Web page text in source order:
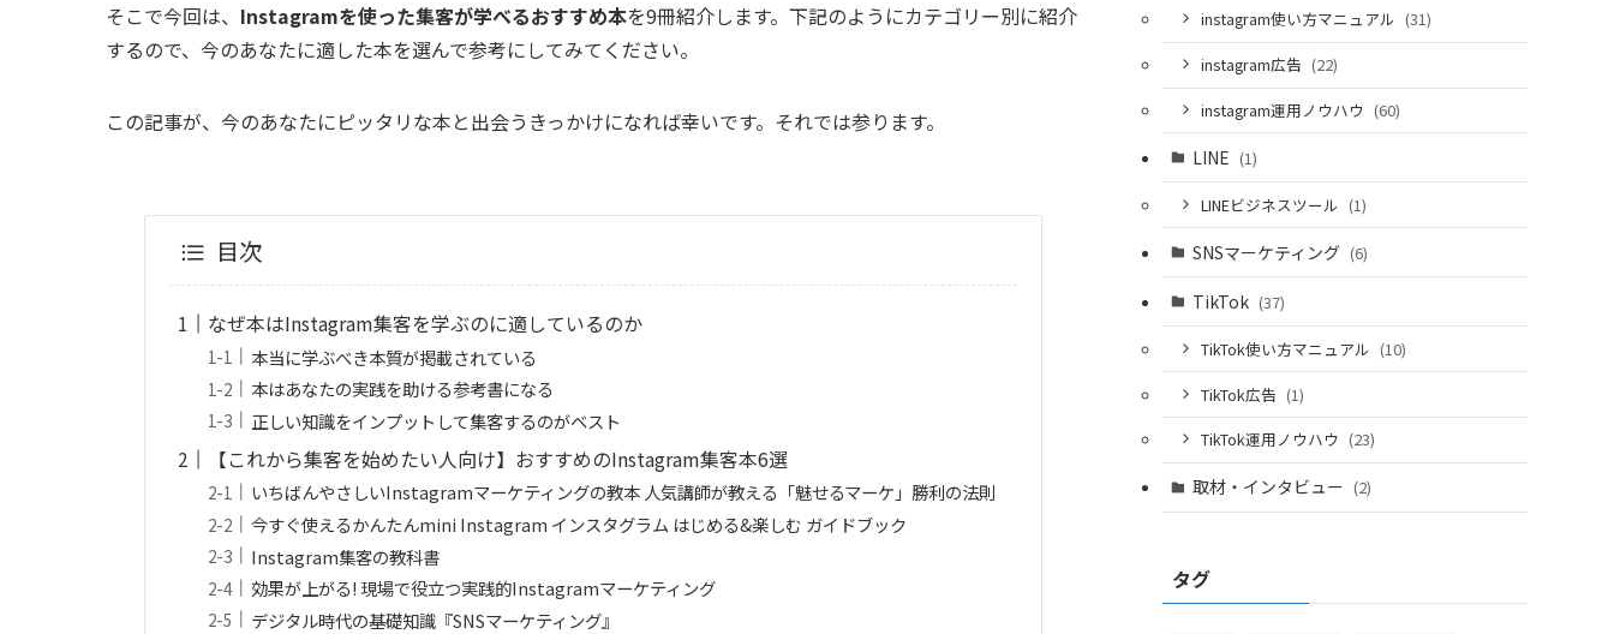
そこで今回は、 Instagramを使った集客が学べるおすすめ本を9冊紹介します。下記のようにカテゴリー別に紹介
するので、今のあなたに適した本を選んで参考にしてみてください。
この記事が、今のあなたにピッタリな本と出会うきっかけになれば幸いです。それでは参ります。
目次
なぜ本はInstagram集客を学ぶのに適しているのか
本当に学ぶべき本質が掲載されている
本はあなたの実践を助ける参考書になる
正しい知識をインプットして集客するのがベスト
【これから集客を始めたい人向け】おすすめのInstagram集客本6選
いちばんやさしいInstagramマーケティングの教本 人気講師が教える「魅せるマーケ」勝利の法則
今すぐ使えるかんたんmini Instagram インスタグラム はじめる&楽しむ ガイドブック
Instagram集客の教科書
効果が上がる! 現場で役立つ実践的Instagramマーケティング
デジタル時代の基礎知識『SNSマーケティング』
instagram使い方マニュアル (31)
instagram広告 (22)
instagram運用ノウハウ (60)
LINE (1)
LINEビジネスツール (1)
SNSマーケティング (6)
TikTok (37)
TikTok使い方マニュアル (10)
TikTok広告 (1)
TikTok運用ノウハウ (23)
取材・インタビュー (2)
タグ